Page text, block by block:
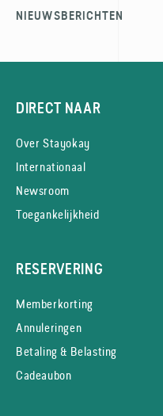
NIEUWSBERICHTEN
DIRECT NAAR
Over Stayokay
Internationaal
Newsroom
Toegankelijkheid
RESERVERING
Memberkorting
Annuleringen
Betaling & Belasting
Cadeaubon